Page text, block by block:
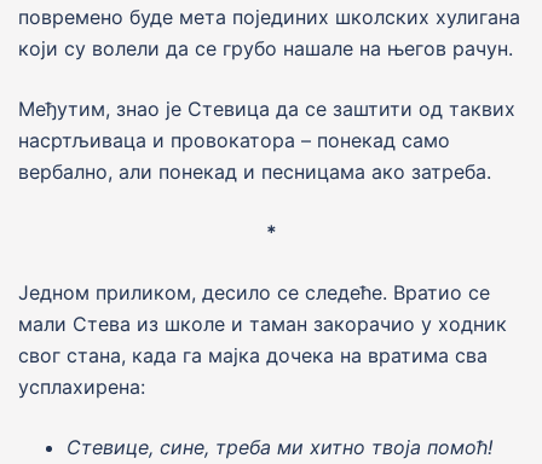
повремено буде мета поjединих школских хулигана
коjи су волели да се грубо нашале на његов рачун.
Међутим, знао jе Стевица да се заштити од таквих
насртљиваца и провокатора – понекад само
вербално, али понекад и песницама ако затреба.
*
Jедном приликом, десило се следеће. Вратио се
мали Стева из школе и таман закорачио у ходник
свог стана, када га маjка дочека на вратима сва
усплахирена:
Стевице, сине, треба ми хитно твоjа помоћ!